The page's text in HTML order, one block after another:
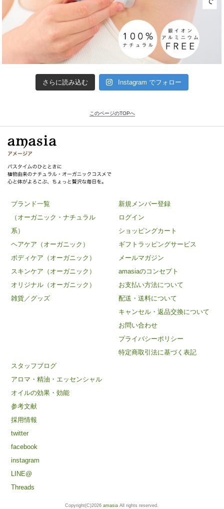
さらに読み込む Instagram でフォロー
このページのTOPへ
ブランド一覧
（オーガニック・ナチュラル
系）
ヘアケア（オーガニック）
ボディケア（オーガニック）
スキンケア（オーガニック）
オリジナル（オーガニック）
雑貨／グッズ
新規メンバー登録
ログイン
ショッピングカート
ギフトラッピングサービス
メールマガジン
amasiaのコンセプト
お支払い方法について
配送・送料について
キャンセル・返品交換について
お問い合わせ
プライバシーポリシー
特定商取引法に基づく表記
スタッフブログ
アロマ・精油・エッセンシャル
オイルの効果・効能
参考文献
採用情報
twitter
facebook
instagram
LINE@
Threads
Copyright(C)2026amasia All rights reserved.